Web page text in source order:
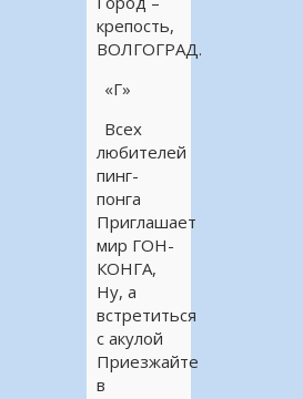
крепость,
ВОЛГОГРАД.
«Г»
Всех
любителей
пинг-
понга
Приглашает
мир ГОН-
КОНГА,
Ну, а
встретиться
с акулой
Приезжайте
в